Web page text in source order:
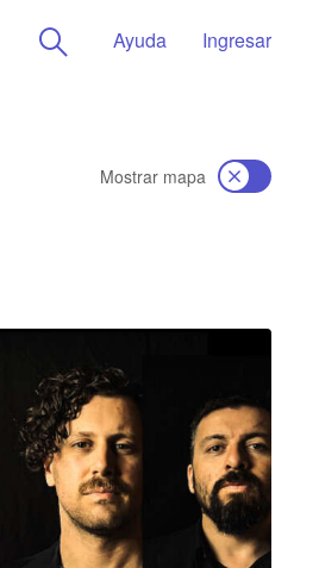
Ingresar
Ayuda
Mostrar mapa